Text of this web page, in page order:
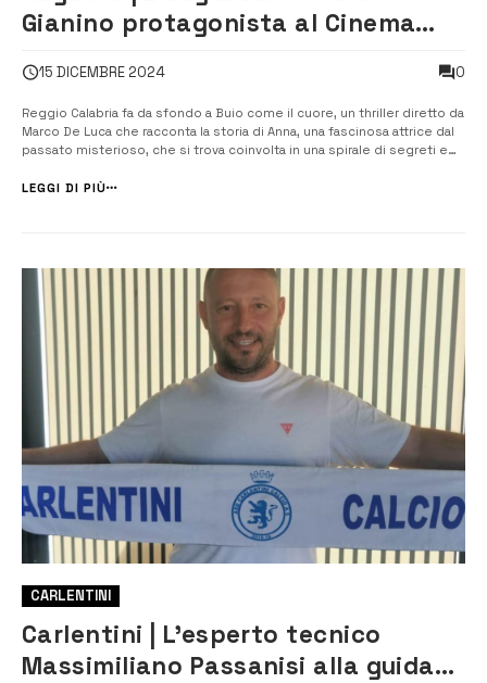
Gianino protagonista al Cinema
[VIDEO]
15 DICEMBRE 2024 0
Reggio Calabria fa da sfondo a Buio come il cuore, un thriller diretto da
Marco De Luca che racconta la storia di Anna, una fascinosa attrice dal
passato misterioso, che si trova coinvolta in una spirale di segreti e
protagonisti c’è Stefano Gianino, […]
LEGGI DI PIÙ
CARLENTINI
Carlentini | L’esperto tecnico
Massimiliano Passanisi alla guida